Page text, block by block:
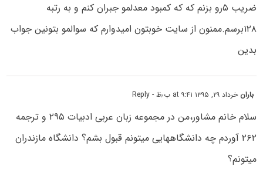
ضریب ۵رو بزنم که که کمبود معدلمو جبران کنم و به رتبه
۱۲۸برسم.ممنون از سایت خوبتون امیدوارم که سوالمو بتونین جواب
بدین
باران خرداد ۲۹, ۱۳۹۵ at ۹:۴۱ ب٫ظ - Reply
سلام خانم مشاور،من در مجموعه زبان عربی ادبیات ۲۹۵ و ترجمه
۲۶۲ آوردم چه دانشگاههایی میتونم قبول بشم؟ دانشگاه مازندران
میتونم؟